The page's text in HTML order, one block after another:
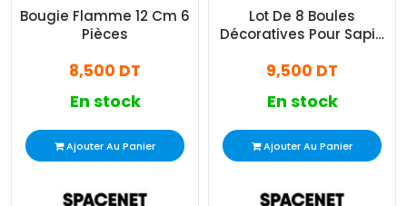
Bougie Flamme 12 Cm 6
Pièces
8,500 DT
En stock
Ajouter Au Panier
Lot De 8 Boules
Décoratives Pour Sapin
Somoco
9,500 DT
En stock
Ajouter Au Panier